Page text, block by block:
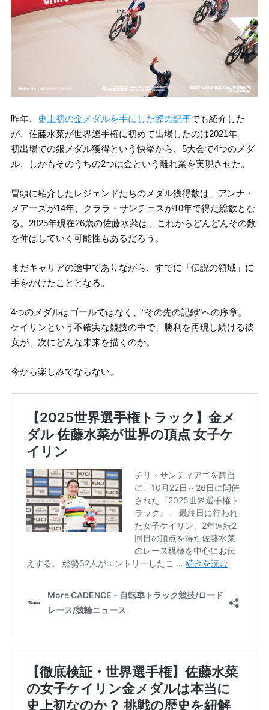
昨年、 史上初の金メダルを手にした際の記事でも紹介した
が、佐藤水菜が世界選手権に初めて出場したのは2021年。
初出場での銀メダル獲得という快挙から、5大会で4つのメダ
ル、しかもそのうちの2つは金という離れ業を実現させた。
冒頭に紹介したレジェンドたちのメダル獲得数は、アンナ・
メアーズが14年、クララ・サンチェスが10年で得た総数とな
る。2025年現在26歳の佐藤水菜は、これからどんどんその数
を伸ばしていく可能性もあるだろう。
まだキャリアの途中でありながら、すでに「伝説の領域」に
手をかけたこととなる。
4つのメダルはゴールではなく、“その先の記録”への序章。
ケイリンという不確実な競技の中で、勝利を再現し続ける彼
女が、次にどんな未来を描くのか。
今から楽しみでならない。